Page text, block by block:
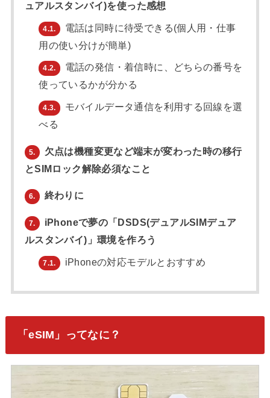
ュアルスタンバイ)を使った感想
4.1.
電話は同時に待受できる(個人用・仕事
用の使い分けが簡単)
4.2.
電話の発信・着信時に、どちらの番号を
使っているかが分かる
4.3.
モバイルデータ通信を利用する回線を選
べる
5.
欠点は機種変更など端末が変わった時の移行
とSIMロック解除必須なこと
6. 終わりに
7.
iPhoneで夢の「DSDS(デュアルSIMデュア
ルスタンバイ)」環境を作ろう
7.1. iPhoneの対応モデルとおすすめ
「eSIM」ってなに？